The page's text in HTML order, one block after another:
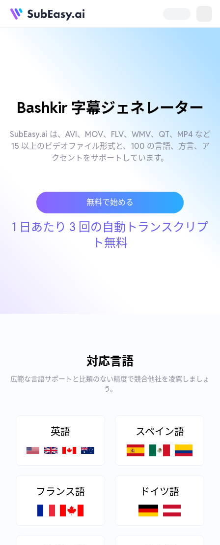
Bashkir 字幕ジェネレーター
SubEasy.ai は、AVI、MOV、FLV、WMV、QT、MP4 など
15 以上のビデオファイル形式と、100 の言語、方言、ア
クセントをサポートしています。
無料で始める
1 日あたり 3 回の自動トランスクリプ
ト無料
対応言語
広範な言語サポートと比類のない精度で競合他社を凌駕しましょ
う。
英語 スペイン語
フランス語 ドイツ語